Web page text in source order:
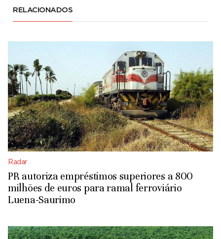
RELACIONADOS
Radar
PR autoriza empréstimos superiores a 800
milhões de euros para ramal ferroviário
Luena-Saurimo